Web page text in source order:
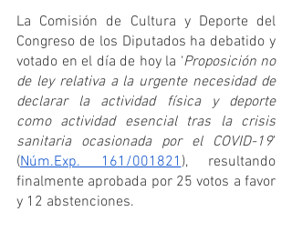
La Comisión de Cultura y Deporte del
Congreso de los Diputados ha debatido y
votado en el día de hoy la ‘Proposición no
de ley relativa a la urgente necesidad de
declarar la actividad física y deporte
como actividad esencial tras la crisis
sanitaria ocasionada por el COVID-19’
(Núm.Exp. 161/001821), resultando
finalmente aprobada por 25 votos a favor
y 12 abstenciones.